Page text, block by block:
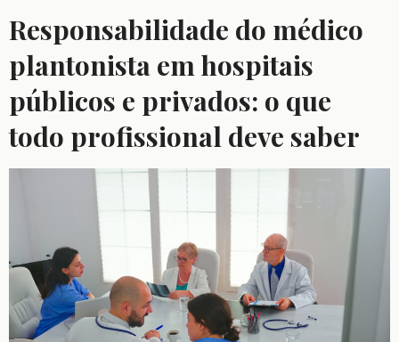
Responsabilidade do médico
plantonista em hospitais
públicos e privados: o que
todo profissional deve saber